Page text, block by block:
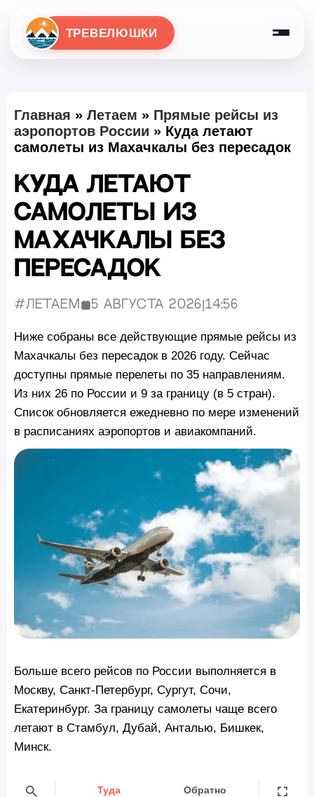
ТРЕВЕЛЮШКИ
Главная » Летаем » Прямые рейсы из
аэропортов России » Куда летают
самолеты из Махачкалы без пересадок
Куда летают
самолеты из
Махачкалы без
пересадок
#Летаем Опубликовано:
5 августа 2026 14:56
Ниже собраны все действующие прямые рейсы из
Махачкалы без пересадок в 2026 году. Сейчас
доступны прямые перелеты по 35 направлениям.
Из них 26 по России и 9 за границу (в 5 стран).
Список обновляется ежедневно по мере изменений
в расписаниях аэропортов и авиакомпаний.
Больше всего рейсов по России выполняется в
Москву, Санкт-Петербург, Сургут, Сочи,
Екатеринбург. За границу самолеты чаще всего
летают в Стамбул, Дубай, Анталью, Бишкек,
Минск.
Туда Обратно